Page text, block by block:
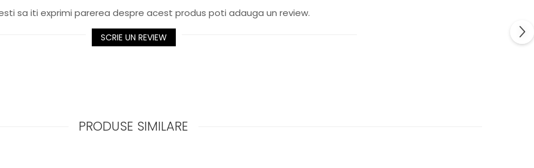
sa iti exprimi parerea despre acest produs poti adauga un review.
SCRIE UN REVIEW
PRODUSE SIMILARE